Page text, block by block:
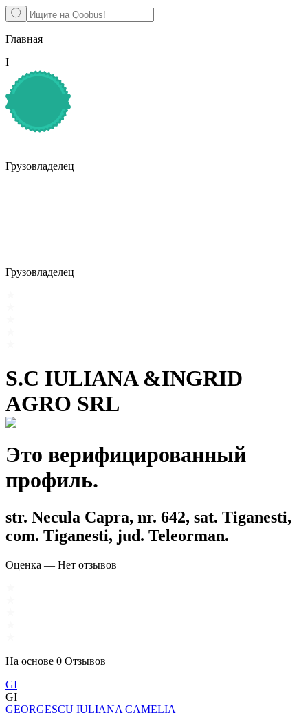
Главная
I
Грузовладелец
Грузовладелец
S.C IULIANA &INGRID
AGRO SRL
Это верифицированный
профиль.
str. Necula Capra, nr. 642, sat. Tiganesti,
com. Tiganesti, jud. Teleorman.
Оценка — Нет отзывов
На основе 0 Отзывов
GI
GI
GEORGESCU IULIANA CAMELIA